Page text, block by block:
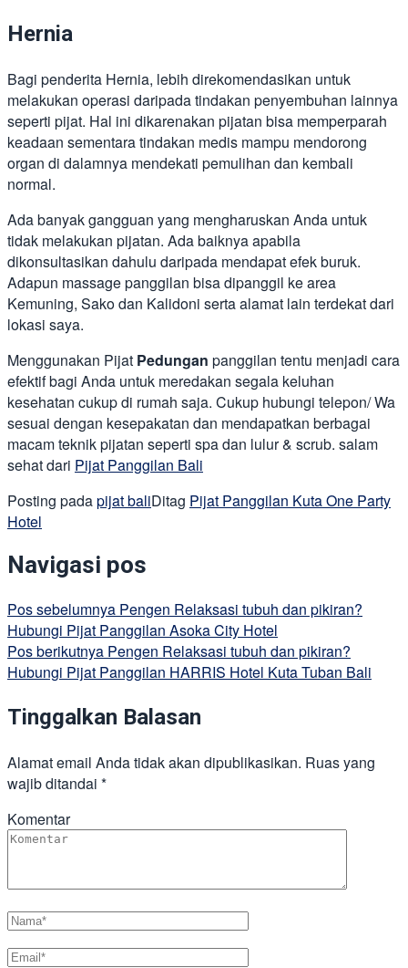
Hernia
Bagi penderita Hernia, lebih direkomendasikan untuk
melakukan operasi daripada tindakan penyembuhan lainnya
seperti pijat. Hal ini dikarenakan pijatan bisa memperparah
keadaan sementara tindakan medis mampu mendorong
organ di dalamnya mendekati pemulihan dan kembali
normal.
Ada banyak gangguan yang mengharuskan Anda untuk
tidak melakukan pijatan. Ada baiknya apabila
dikonsultasikan dahulu daripada mendapat efek buruk.
Adapun massage panggilan bisa dipanggil ke area
Kemuning, Sako dan Kalidoni serta alamat lain terdekat dari
lokasi saya.
Menggunakan Pijat Pedungan panggilan tentu menjadi cara
efektif bagi Anda untuk meredakan segala keluhan
kesehatan cukup di rumah saja. Cukup hubungi telepon/ Wa
sesuai dengan kesepakatan dan mendapatkan berbagai
macam teknik pijatan seperti spa dan lulur & scrub. salam
sehat dari Pijat Panggilan Bali
Posting padapijat baliDitag Pijat Panggilan Kuta One Party
Hotel
Navigasi pos
Pos sebelumnya Pengen Relaksasi tubuh dan pikiran?
Hubungi Pijat Panggilan Asoka City Hotel
Pos berikutnya Pengen Relaksasi tubuh dan pikiran?
Hubungi Pijat Panggilan HARRIS Hotel Kuta Tuban Bali
Tinggalkan Balasan
Alamat email Anda tidak akan dipublikasikan. Ruas yang
wajib ditandai *
Komentar